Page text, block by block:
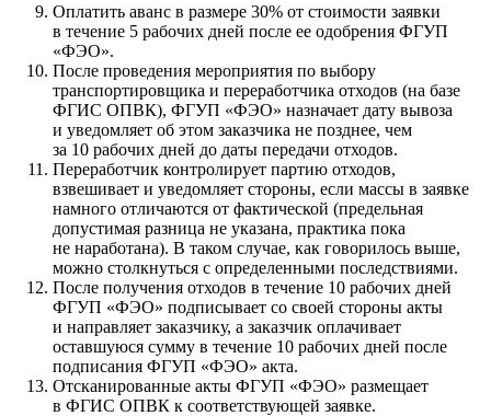
Оплатить аванс в размере 30% от стоимости заявки
в течение 5 рабочих дней после ее одобрения ФГУП
«ФЭО».
После проведения мероприятия по выбору
транспортировщика и переработчика отходов (на базе
ФГИС ОПВК), ФГУП «ФЭО» назначает дату вывоза
и уведомляет об этом заказчика не позднее, чем
за 10 рабочих дней до даты передачи отходов.
Переработчик контролирует партию отходов,
взвешивает и уведомляет стороны, если массы в заявке
намного отличаются от фактической (предельная
допустимая разница не указана, практика пока
не наработана). В таком случае, как говорилось выше,
можно столкнуться с определенными последствиями.
После получения отходов в течение 10 рабочих дней
ФГУП «ФЭО» подписывает со своей стороны акты
и направляет заказчику, а заказчик оплачивает
оставшуюся сумму в течение 10 рабочих дней после
подписания ФГУП «ФЭО» акта.
Отсканированные акты ФГУП «ФЭО» размещает
в ФГИС ОПВК к соответствующей заявке.